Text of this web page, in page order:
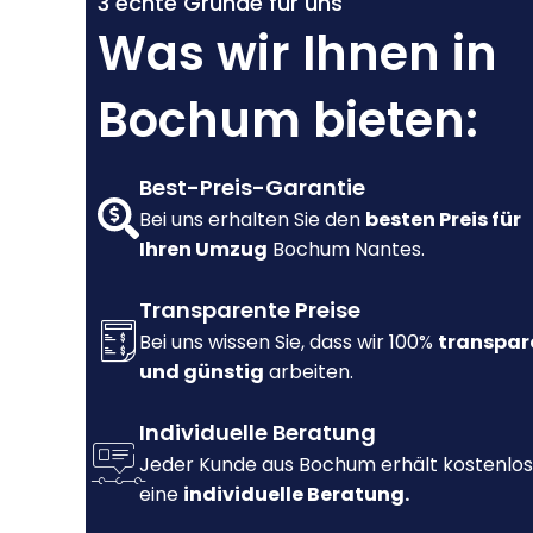
Was wir Ihnen in
Bochum bieten:
Best-Preis-Garantie
Bei uns erhalten Sie den besten Preis für
Ihren Umzug Bochum Nantes.
Transparente Preise
Bei uns wissen Sie, dass wir 100%
und günstig arbeiten.
Individuelle Beratung
Jeder Kunde aus Bochum erhält kostenlos
eine individuelle Beratung.